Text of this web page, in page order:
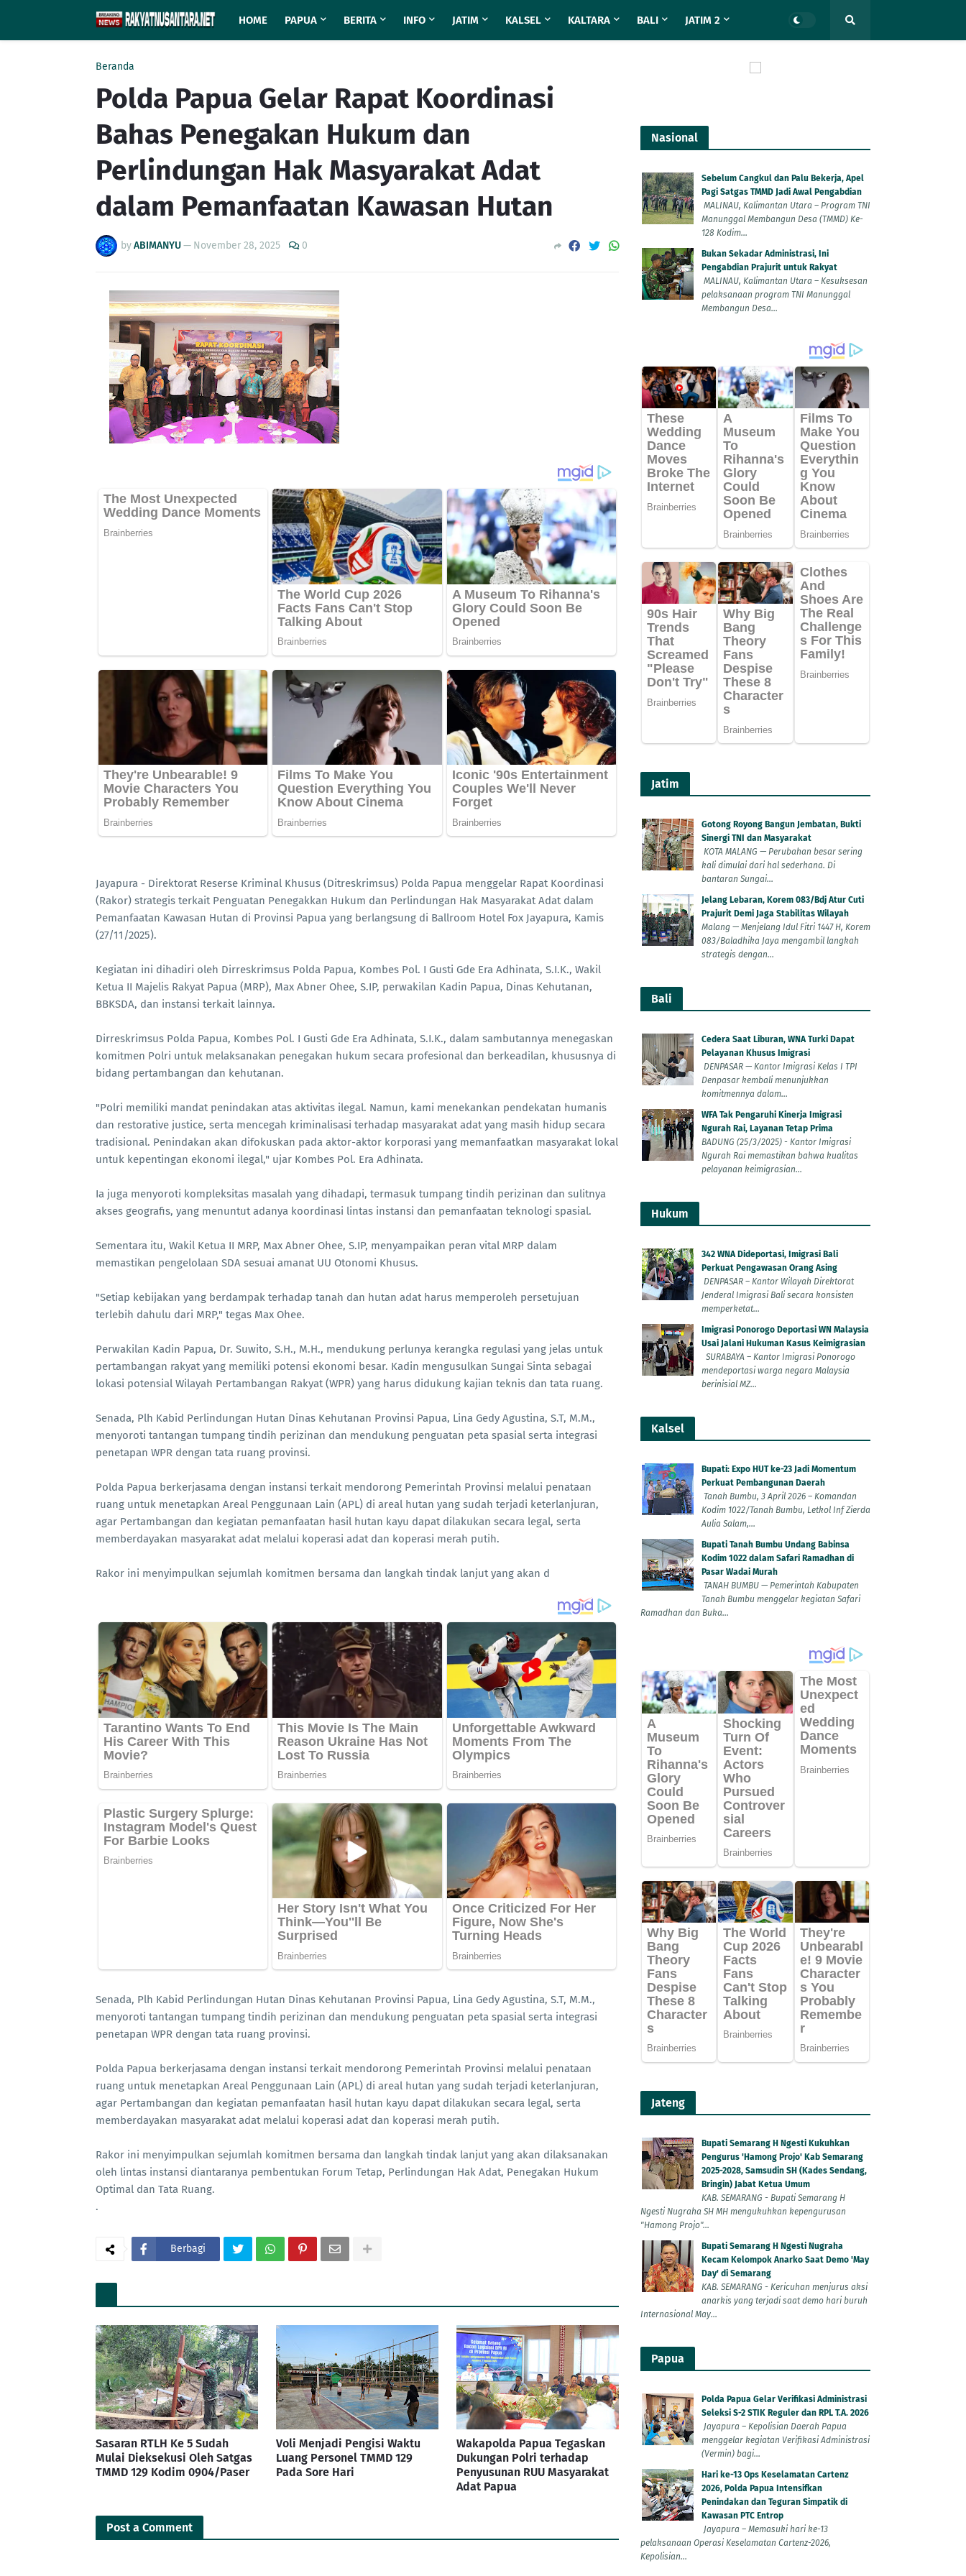
HOME PAPUA BERITA INFO JATIM KALSEL KALTARA BALI JATIM 2
Beranda
Polda Papua Gelar Rapat Koordinasi
Bahas Penegakan Hukum dan
Perlindungan Hak Masyarakat Adat
dalam Pemanfaatan Kawasan Hutan
byABIMANYU— November 28, 2025 0
Jayapura - Direktorat Reserse Kriminal Khusus (Ditreskrimsus) Polda Papua menggelar Rapat Koordinasi
(Rakor) strategis terkait Penguatan Penegakkan Hukum dan Perlindungan Hak Masyarakat Adat dalam
Pemanfaatan Kawasan Hutan di Provinsi Papua yang berlangsung di Ballroom Hotel Fox Jayapura, Kamis
(27/11/2025).
Kegiatan ini dihadiri oleh Dirreskrimsus Polda Papua, Kombes Pol. I Gusti Gde Era Adhinata, S.I.K., Wakil
Ketua II Majelis Rakyat Papua (MRP), Max Abner Ohee, S.IP, perwakilan Kadin Papua, Dinas Kehutanan,
BBKSDA, dan instansi terkait lainnya.
Dirreskrimsus Polda Papua, Kombes Pol. I Gusti Gde Era Adhinata, S.I.K., dalam sambutannya menegaskan
komitmen Polri untuk melaksanakan penegakan hukum secara profesional dan berkeadilan, khususnya di
bidang pertambangan dan kehutanan.
"Polri memiliki mandat penindakan atas aktivitas ilegal. Namun, kami menekankan pendekatan humanis
dan restorative justice, serta mencegah kriminalisasi terhadap masyarakat adat yang masih hidup secara
tradisional. Penindakan akan difokuskan pada aktor-aktor korporasi yang memanfaatkan masyarakat lokal
untuk kepentingan ekonomi ilegal," ujar Kombes Pol. Era Adhinata.
Ia juga menyoroti kompleksitas masalah yang dihadapi, termasuk tumpang tindih perizinan dan sulitnya
akses geografis, yang menuntut adanya koordinasi lintas instansi dan pemanfaatan teknologi spasial.
Sementara itu, Wakil Ketua II MRP, Max Abner Ohee, S.IP, menyampaikan peran vital MRP dalam
memastikan pengelolaan SDA sesuai amanat UU Otonomi Khusus.
"Setiap kebijakan yang berdampak terhadap tanah dan hutan adat harus memperoleh persetujuan
terlebih dahulu dari MRP," tegas Max Ohee.
Perwakilan Kadin Papua, Dr. Suwito, S.H., M.H., mendukung perlunya kerangka regulasi yang jelas untuk
pertambangan rakyat yang memiliki potensi ekonomi besar. Kadin mengusulkan Sungai Sinta sebagai
lokasi potensial Wilayah Pertambangan Rakyat (WPR) yang harus didukung kajian teknis dan tata ruang.
Senada, Plh Kabid Perlindungan Hutan Dinas Kehutanan Provinsi Papua, Lina Gedy Agustina, S.T, M.M.,
menyoroti tantangan tumpang tindih perizinan dan mendukung penguatan peta spasial serta integrasi
penetapan WPR dengan tata ruang provinsi.
Polda Papua berkerjasama dengan instansi terkait mendorong Pemerintah Provinsi melalui penataan
ruang untuk menetapkan Areal Penggunaan Lain (APL) di areal hutan yang sudah terjadi keterlanjuran,
agar Pertambangan dan kegiatan pemanfaatan hasil hutan kayu dapat dilakukan secara legal, serta
memberdayakan masyarakat adat melalui koperasi adat dan koperasi merah putih.
Rakor ini menyimpulkan sejumlah komitmen bersama dan langkah tindak lanjut yang akan d
Senada, Plh Kabid Perlindungan Hutan Dinas Kehutanan Provinsi Papua, Lina Gedy Agustina, S.T, M.M.,
menyoroti tantangan tumpang tindih perizinan dan mendukung penguatan peta spasial serta integrasi
penetapan WPR dengan tata ruang provinsi.
Polda Papua berkerjasama dengan instansi terkait mendorong Pemerintah Provinsi melalui penataan
ruang untuk menetapkan Areal Penggunaan Lain (APL) di areal hutan yang sudah terjadi keterlanjuran,
agar Pertambangan dan kegiatan pemanfaatan hasil hutan kayu dapat dilakukan secara legal, serta
memberdayakan masyarakat adat melalui koperasi adat dan koperasi merah putih.
Rakor ini menyimpulkan sejumlah komitmen bersama dan langkah tindak lanjut yang akan dilaksanakan
oleh lintas instansi diantaranya pembentukan Forum Tetap, Perlindungan Hak Adat, Penegakan Hukum
Optimal dan Tata Ruang.
.
Berbagi
Sasaran RTLH Ke 5 Sudah
Mulai Dieksekusi Oleh Satgas
TMMD 129 Kodim 0904/Paser
Voli Menjadi Pengisi Waktu
Luang Personel TMMD 129
Pada Sore Hari
Wakapolda Papua Tegaskan
Dukungan Polri terhadap
Penyusunan RUU Masyarakat
Adat Papua
Post a Comment
Nasional
Sebelum Cangkul dan Palu Bekerja, Apel
Pagi Satgas TMMD Jadi Awal Pengabdian
MALINAU, Kalimantan Utara – Program TNI
Manunggal Membangun Desa (TMMD) Ke-
128 Kodim...
Bukan Sekadar Administrasi, Ini
Pengabdian Prajurit untuk Rakyat
MALINAU, Kalimantan Utara – Kesuksesan
pelaksanaan program TNI Manunggal
Membangun Desa...
Jatim
Gotong Royong Bangun Jembatan, Bukti
Sinergi TNI dan Masyarakat
KOTA MALANG — Perubahan besar sering
kali dimulai dari hal sederhana. Di
bantaran Sungai...
Jelang Lebaran, Korem 083/Bdj Atur Cuti
Prajurit Demi Jaga Stabilitas Wilayah
Malang — Menjelang Idul Fitri 1447 H, Korem
083/Baladhika Jaya mengambil langkah
strategis dengan...
Bali
Cedera Saat Liburan, WNA Turki Dapat
Pelayanan Khusus Imigrasi
DENPASAR — Kantor Imigrasi Kelas I TPI
Denpasar kembali menunjukkan
komitmennya dalam...
WFA Tak Pengaruhi Kinerja Imigrasi
Ngurah Rai, Layanan Tetap Prima
BADUNG (25/3/2025) - Kantor Imigrasi
Ngurah Rai memastikan bahwa kualitas
pelayanan keimigrasian...
Hukum
342 WNA Dideportasi, Imigrasi Bali
Perkuat Pengawasan Orang Asing
DENPASAR – Kantor Wilayah Direktorat
Jenderal Imigrasi Bali secara konsisten
memperketat...
Imigrasi Ponorogo Deportasi WN Malaysia
Usai Jalani Hukuman Kasus Keimigrasian
SURABAYA – Kantor Imigrasi Ponorogo
mendeportasi warga negara Malaysia
berinisial MZ...
Kalsel
Bupati: Expo HUT ke-23 Jadi Momentum
Perkuat Pembangunan Daerah
Tanah Bumbu, 3 April 2026 – Komandan
Kodim 1022/Tanah Bumbu, Letkol Inf Zierda
Aulia Salam,...
Bupati Tanah Bumbu Undang Babinsa
Kodim 1022 dalam Safari Ramadhan di
Pasar Wadai Murah
TANAH BUMBU — Pemerintah Kabupaten
Tanah Bumbu menggelar kegiatan Safari
Ramadhan dan Buka...
Jateng
Bupati Semarang H Ngesti Kukuhkan
Pengurus 'Hamong Projo' Kab Semarang
2025-2028, Samsudin SH (Kades Sendang,
Bringin) Jabat Ketua Umum
KAB. SEMARANG - Bupati Semarang H
Ngesti Nugraha SH MH mengukuhkan kepengurusan
"Hamong Projo"...
Bupati Semarang H Ngesti Nugraha
Kecam Kelompok Anarko Saat Demo 'May
Day' di Semarang
KAB. SEMARANG - Kericuhan menjurus aksi
anarkis yang terjadi saat demo hari buruh
Internasional May...
Papua
Polda Papua Gelar Verifikasi Administrasi
Seleksi S-2 STIK Reguler dan RPL T.A. 2026
Jayapura – Kepolisian Daerah Papua
menggelar kegiatan Verifikasi Administrasi
(Vermin) bagi...
Hari ke-13 Ops Keselamatan Cartenz
2026, Polda Papua Intensifkan
Penindakan dan Teguran Simpatik di
Kawasan PTC Entrop
Jayapura – Memasuki hari ke-13
pelaksanaan Operasi Keselamatan Cartenz-2026,
Kepolisian...